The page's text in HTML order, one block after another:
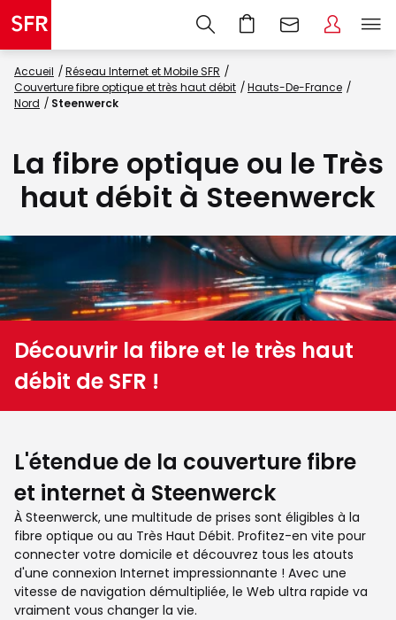
Accueil
Réseau Internet et Mobile SFR
Couverture fibre optique et très haut débit
Hauts-De-France
Nord
Steenwerck
La fibre optique ou le Très
haut débit à Steenwerck
Découvrir la fibre et le très haut
débit de SFR !
L'étendue de la couverture fibre
et internet à Steenwerck
À Steenwerck, une multitude de prises sont éligibles à la
fibre optique ou au Très Haut Débit. Profitez-en vite pour
connecter votre domicile et découvrez tous les atouts
d'une connexion Internet impressionnante ! Avec une
vitesse de navigation démultipliée, le Web ultra rapide va
vraiment vous changer la vie.